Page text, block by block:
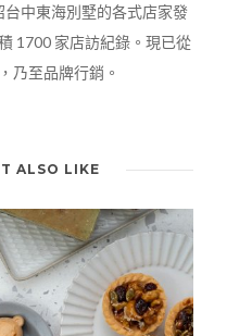
台中東海別墅的各式店家發
1700 家店訪紀錄。現已從
乃至品牌行銷。
ALSO LIKE